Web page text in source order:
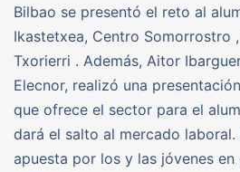
Bilbao se presentó el reto al
Ikastetxea, Centro Somorrostro
Txorierri . Además, Aitor
Elecnor, realizó una
que ofrece el sector para el
dará el salto al mercado laboral.
apuesta por los y las jóvenes